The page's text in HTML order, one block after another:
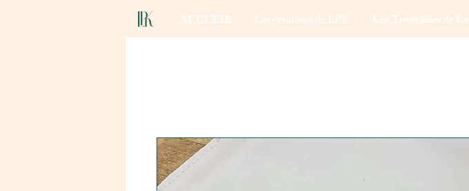
ACCUEIL Les créations de LPK Les Trouvailles de